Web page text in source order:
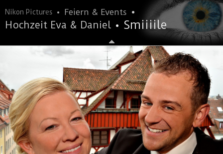
Nikon Pictures • Feiern & Events •
Hochzeit Eva & Daniel • Smiiiile